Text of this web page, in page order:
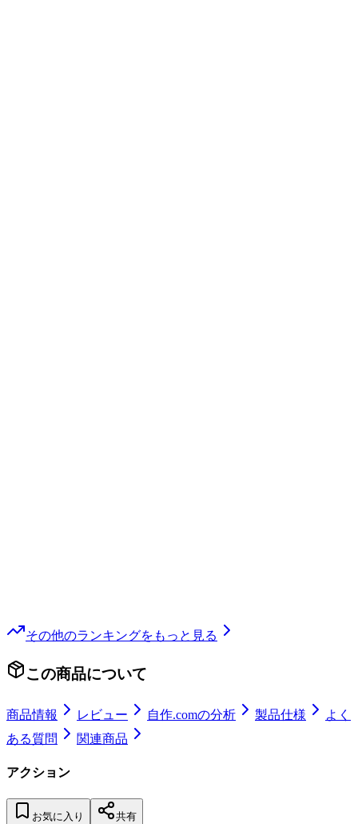
その他のランキングをもっと見る
この商品について
商品情報 レビュー 自作.comの分析 製品仕様
よく
ある質問
関連商品
アクション
お気に入り 共有